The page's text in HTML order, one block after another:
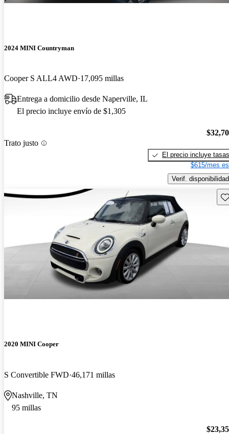
2024 MINI Countryman
Cooper S ALL4 AWD 17,095 millas
Entrega a domicilio desde Naperville, IL
El precio incluye envío de $1,305
Trato justo
El precio incluye tasas
$615/mes
Verif. disponibilidad
2020 MINI Cooper
S Convertible FWD 46,171 millas
Nashville, TN
95 millas